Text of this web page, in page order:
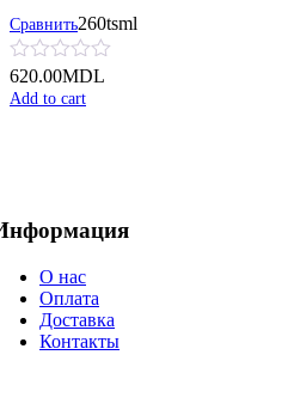
Сравнить260tsml
620.00MDL
Add to cart
О нас
Оплата
Доставка
Контакты